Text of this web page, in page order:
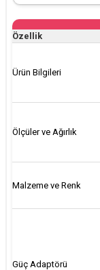
Özellik
Ürün Bilgileri
Ölçüler ve Ağırlık
Malzeme ve Renk
Güç Adaptörü